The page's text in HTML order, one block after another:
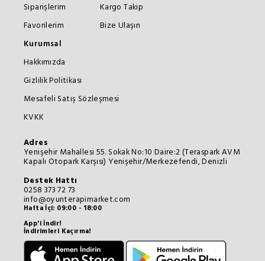
Siparişlerim
Favorilerim
Kargo Takip
Bize Ulaşın
Kurumsal
Hakkımızda
Gizlilik Politikası
Mesafeli Satış Sözleşmesi
KVKK
Adres
Yenişehir Mahallesi 55. Sokak No:10 Daire:2 (Teraspark AVM
Kapalı Otopark Karşısı) Yenişehir/Merkezefendi, Denizli
Destek Hattı
0258 373 72 73
info@oyunterapimarket.com
Hafta İçi: 09:00 - 18:00
App'i İndir!
İndirimleri Kaçırma!